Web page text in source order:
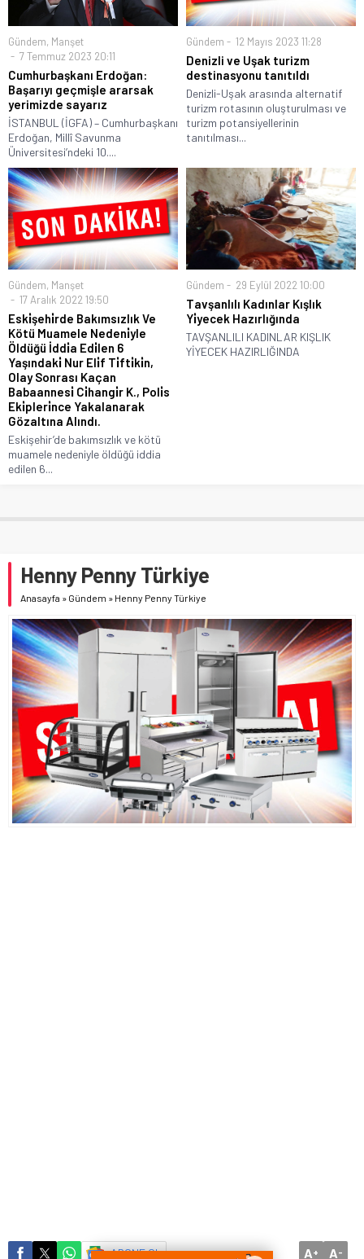
Gündem, Manşet
7 Temmuz 2023 20:11
Cumhurbaşkanı Erdoğan:
Başarıyı geçmişle ararsak
yerimizde sayarız
İSTANBUL (İGFA) – Cumhurbaşkanı
Erdoğan, Millî Savunma
Üniversitesi’ndeki 10....
Gündem 12 Mayıs 2023 11:28
Denizli ve Uşak turizm
destinasyonu tanıtıldı
Denizli-Uşak arasında alternatif
turizm rotasının oluşturulması ve
turizm potansiyellerinin
tanıtılması...
Gündem, Manşet
17 Aralık 2022 19:50
Eski̇şehi̇rde Bakımsızlık Ve
Kötü Muamele Nedeni̇yle
Öldüğü İddi̇a Edi̇len 6
Yaşındaki̇ Nur Eli̇f Ti̇fti̇ki̇n,
Olay Sonrası Kaçan
Babaannesi̇ Ci̇hangi̇r K., Poli̇s
Eki̇pleri̇nce Yakalanarak
Gözaltına Alındı.
Eskişehir’de bakımsızlık ve kötü
muamele nedeniyle öldüğü iddia
edilen 6...
Gündem 29 Eylül 2022 10:00
Tavşanlılı Kadınlar Kışlık
Yi̇yecek Hazırlığında
TAVŞANLILI KADINLAR KIŞLIK
YİYECEK HAZIRLIĞINDA
Henny Penny Türkiye
Anasayfa » Gündem » Henny Penny Türkiye
ABONE OL A+ A-